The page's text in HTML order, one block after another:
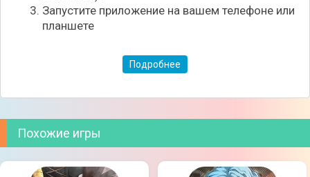
защитный дух Юуму, заключённый в перьевой
ручке и своей натурой напоминающий писателей и
поэтов, красноречивый и обходительный дух Аямэ,
снова вернуться в мир живых, а так же
вспыльчивый дух Хакурэна. Как и обычно бывает в
героями, принимать важные решения и сами
выстраивать дальнейший сюжет.
Запустите приложение на вашем телефоне или
планшете
Подробнее
Похожие игры